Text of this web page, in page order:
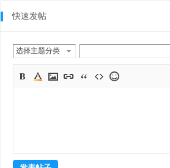
快速发帖
选择主题分类